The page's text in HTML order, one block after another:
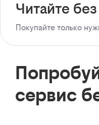
Читайте
Покупайте только
сервис